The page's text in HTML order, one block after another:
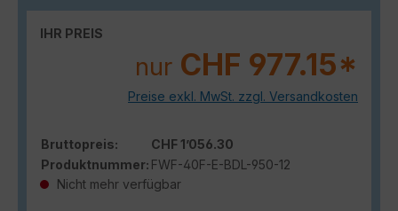
IHR PREIS
nur CHF 977.15*
Preise exkl. MwSt. zzgl. Versandkosten
Bruttopreis:
CHF 1’056.30
Produktnummer: FWF-40F-E-BDL-950-12
Nicht mehr verfügbar